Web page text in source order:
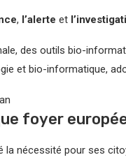
, l’alerte et
des outils bio-
et bio-informatique,
foyer
la nécessité pour ses